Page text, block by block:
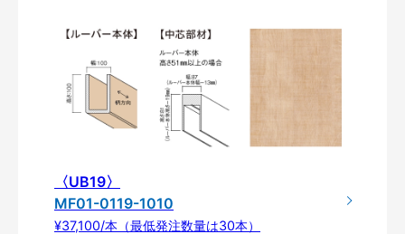
〈UB19〉
MF01-0119-1010
¥37,100/本（最低発注数量は30本）